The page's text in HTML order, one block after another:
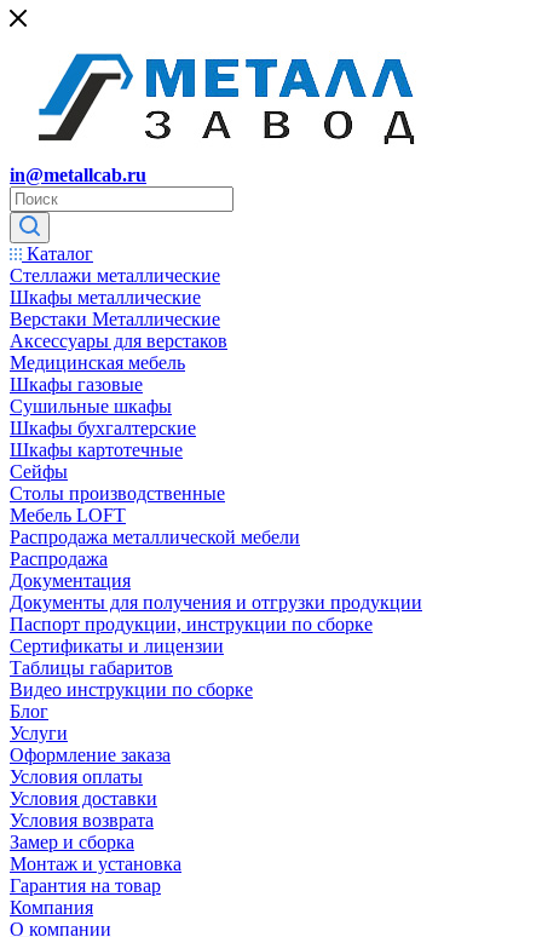
in@metallcab.ru
Каталог
Стеллажи металлические
Шкафы металлические
Верстаки Металлические
Аксессуары для верстаков
Медицинская мебель
Шкафы газовые
Сушильные шкафы
Шкафы бухгалтерские
Шкафы картотечные
Сейфы
Столы производственные
Мебель LOFT
Распродажа металлической мебели
Распродажа
Документация
Документы для получения и отгрузки продукции
Паспорт продукции, инструкции по сборке
Сертификаты и лицензии
Таблицы габаритов
Видео инструкции по сборке
Блог
Услуги
Оформление заказа
Условия оплаты
Условия доставки
Условия возврата
Замер и сборка
Монтаж и установка
Гарантия на товар
Компания
О компании